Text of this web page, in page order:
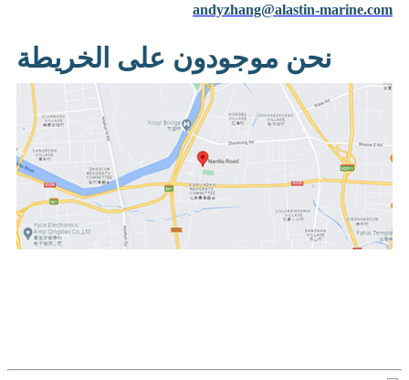
andyzhang@alastin-marine.com
نحن موجودون على الخريطة